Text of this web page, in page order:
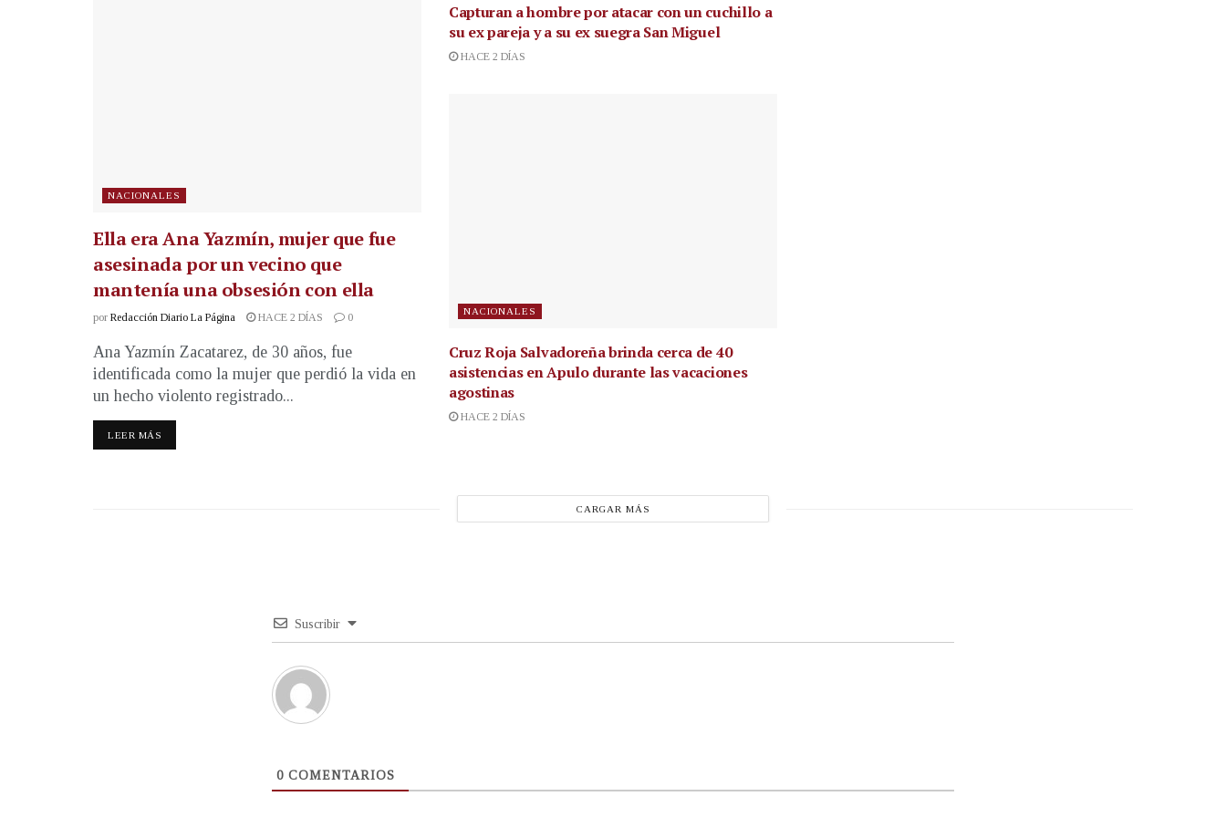
NACIONALES
Ella era Ana Yazmín, mujer que fue
asesinada por un vecino que
mantenía una obsesión con ella
por Redacción Diario La Página HACE 2 DÍAS 0
Ana Yazmín Zacatarez, de 30 años, fue
identificada como la mujer que perdió la vida en
un hecho violento registrado...
LEER MÁS
Capturan a hombre por atacar con un cuchillo a
su ex pareja y a su ex suegra San Miguel
HACE 2 DÍAS
NACIONALES
Cruz Roja Salvadoreña brinda cerca de 40
asistencias en Apulo durante las vacaciones
agostinas
HACE 2 DÍAS
CARGAR MÁS
Suscribir
0 COMENTARIOS